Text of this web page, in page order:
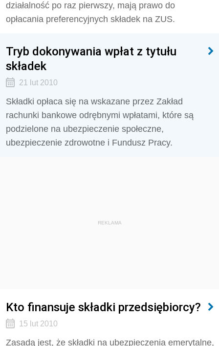
działalność po raz pierwszy, mają prawo do
opłacania preferencyjnych składek na ZUS.
Tryb dokonywania wpłat z tytułu
składek
21 lut 2010
Składki opłaca się na wskazane przez Zakład
rachunki bankowe odrębnymi wpłatami, które są
podzielone na ubezpieczenie społeczne,
ubezpieczenie zdrowotne i Fundusz Pracy.
REKLAMA
Kto finansuje składki przedsiębiorcy?
15 lut 2010
Zasadą jest, że składki na ubezpieczenia emerytalne,